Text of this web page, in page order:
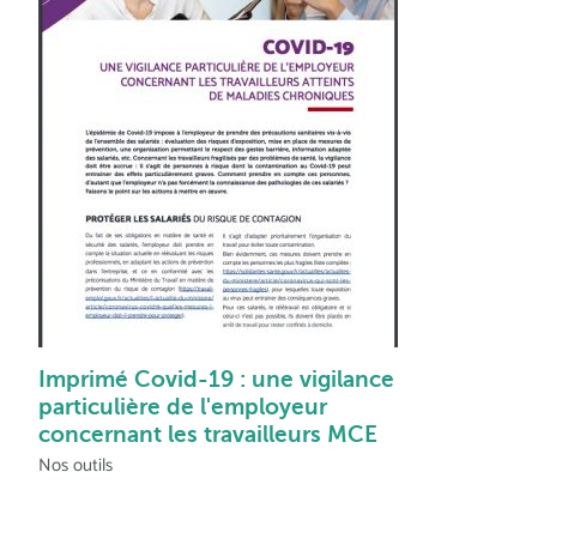
Imprimé Covid-19 : une vigilance
particulière de l'employeur
concernant les travailleurs MCE
Nos outils